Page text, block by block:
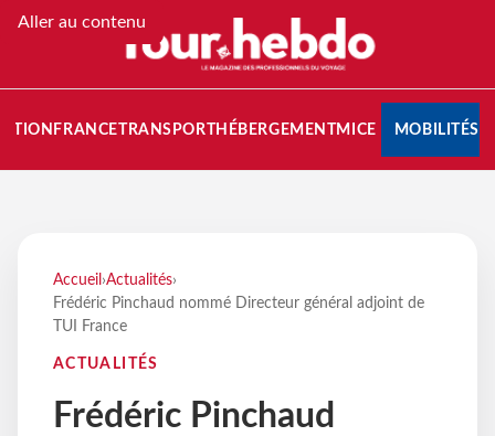
Aller au contenu
FRANCETRANSPORT HÉBERGEMENTMICE MOBILITÉS
Accueil ›Actualités›
Frédéric Pinchaud nommé Directeur général adjoint de
TUI France
ACTUALITÉS
Frédéric Pinchaud